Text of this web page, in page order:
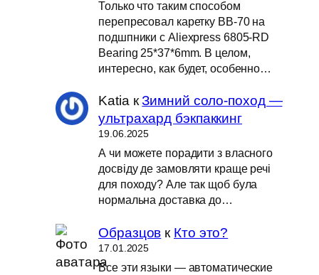
Только что таким способом
перепресовал каретку BB-70 на
подшпники с Aliexpress 6805-RD
Bearing 25*37*6mm. В целом,
интересно, как будет, особенно…
KatiaкЗимний соло-поход —
ультрахард бэкпаккинг
19.06.2025
А чи можете порадити з власного
досвіду де замовляти краще речі
для походу? Але так щоб була
нормальна доставка до…
Образцов к Кто это?
17.01.2025
Все эти языки — автоматические